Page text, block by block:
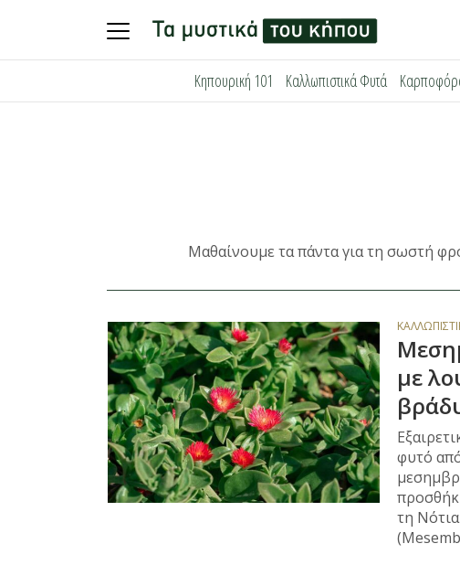
Κηπουρική 101 Καλλωπιστικά Φυτά
Μαθαίνουμε τα πάντα για τη σωστή
με
φυτό
τη